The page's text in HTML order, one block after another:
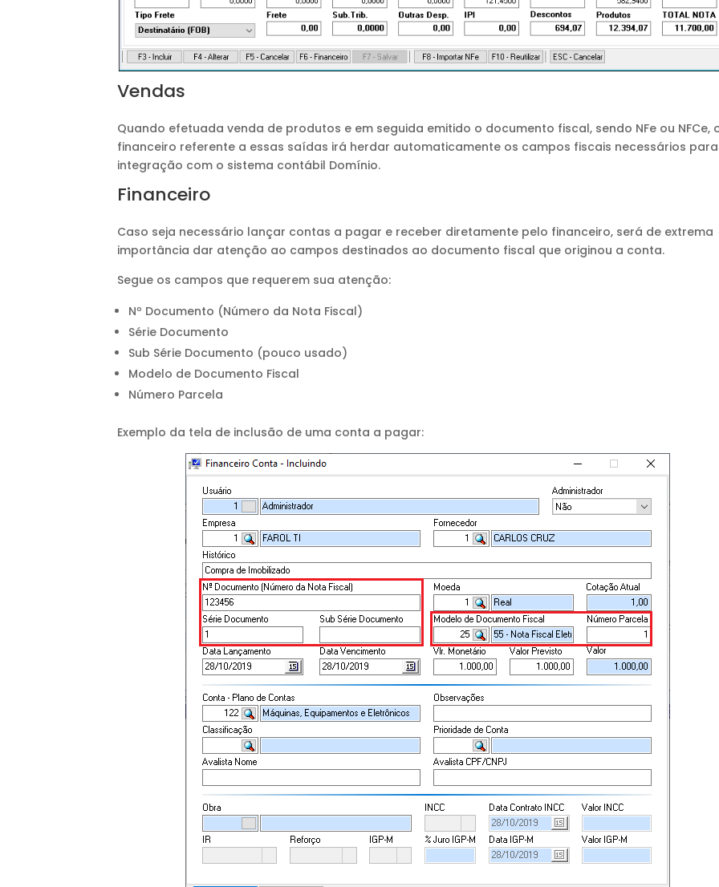
Vendas
Quando efetuada venda de produtos e em seguida emitido o documento fiscal, sendo NFe ou NFCe,
financeiro referente a essas saídas irá herdar automaticamente os campos fiscais necessários para
integração com o sistema contábil Domínio.
Financeiro
Caso seja necessário lançar contas a pagar e receber diretamente pelo financeiro, será de extrema
importância dar atenção ao campos destinados ao documento fiscal que originou a conta.
Segue os campos que requerem sua atenção:
Nº Documento (Número da Nota Fiscal)
Série Documento
Sub Série Documento (pouco usado)
Modelo de Documento Fiscal
Número Parcela
Exemplo da tela de inclusão de uma conta a pagar: